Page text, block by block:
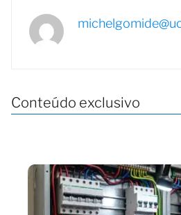
Conteúdo exclusivo